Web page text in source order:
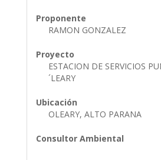
Proponente
RAMON GONZALEZ
Proyecto
ESTACION DE SERVICIOS
´LEARY
Ubicación
OLEARY, ALTO PARANA
Consultor Ambiental